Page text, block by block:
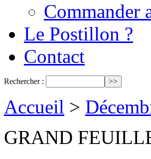
Commander
Le Postillon ?
Contact
Rechercher :
Accueil >
GRAND